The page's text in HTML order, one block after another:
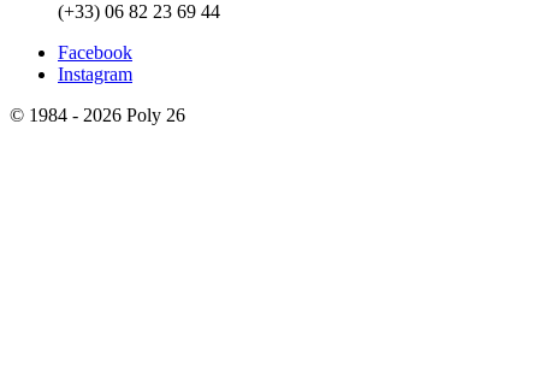
(+33) 06 82 23 69 44
Facebook
Instagram
© 1984 - 2026 Poly 26